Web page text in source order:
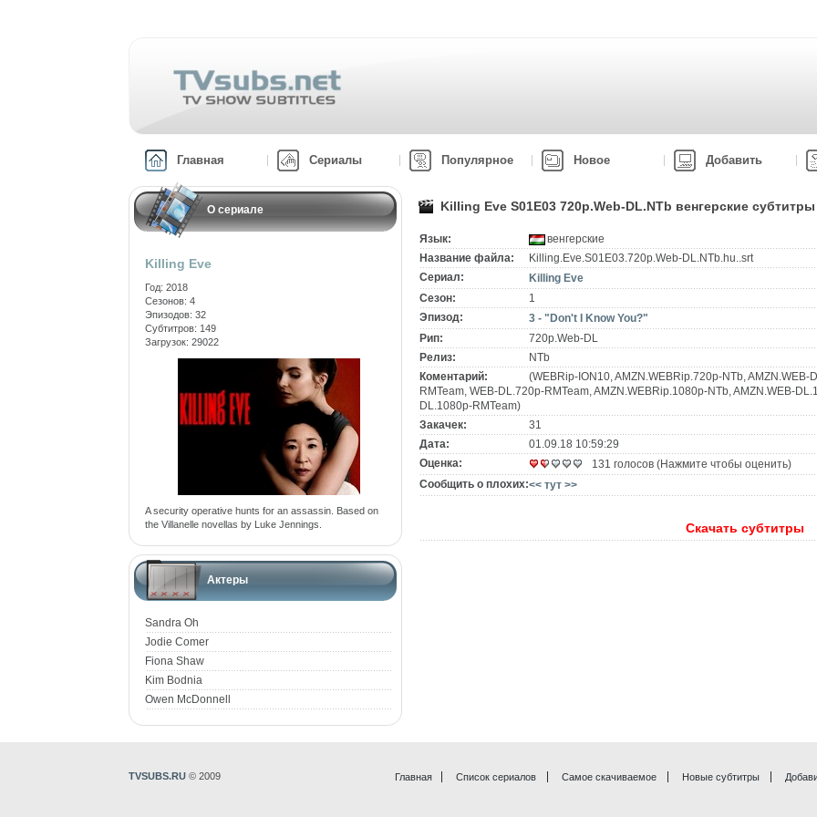
Главная Сериалы Популярное Новое Добавить
О сериале
Killing Eve
Год: 2018
Сезонов: 4
Эпизодов: 32
Субтитров: 149
Загрузок: 29022
A security operative hunts for an assassin. Based on
the Villanelle novellas by Luke Jennings.
Актеры
Sandra Oh
Jodie Comer
Fiona Shaw
Kim Bodnia
Owen McDonnell
Killing Eve S01E03 720p.Web-DL.NTb венгерские субтитры
Язык:
венгерские
Название файла:
Killing.Eve.S01E03.720p.Web-DL.NTb.hu..srt
Сериал:
Killing Eve
Сезон:
1
Эпизод:
3 - "Don't I Know You?"
Рип:
720p.Web-DL
Релиз:
NTb
Коментарий:
(WEBRip-ION10, AMZN.WEBRip.720p-NTb,
RMTeam, WEB-DL.720p-RMTeam, AMZN.WEBRip.1080p-NTb, AMZN.WEB-
DL.1080p-RMTeam)
Закачек:
31
Дата:
01.09.18 10:59:29
Оценка:
131 голосов (Нажмите чтобы оценить)
Сообщить о плохих:<< тут >>
Скачать субтитры
Главная Список сериалов Самое скачиваемое Новые субтитры
TVSUBS.RU © 2009